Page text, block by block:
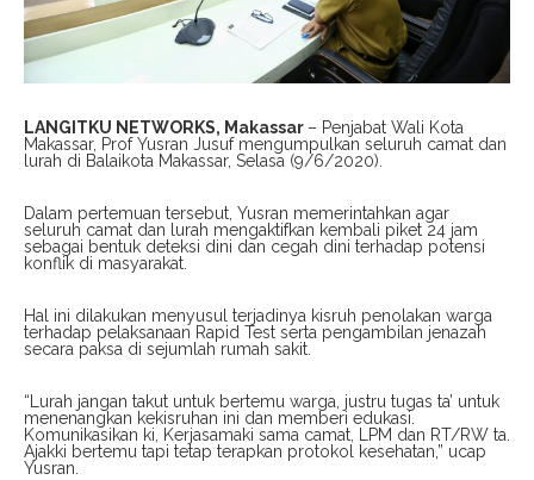
LANGITKU NETWORKS, Makassar – Penjabat Wali Kota
Makassar, Prof Yusran Jusuf mengumpulkan seluruh camat dan
lurah di Balaikota Makassar, Selasa (9/6/2020).
Dalam pertemuan tersebut, Yusran memerintahkan agar
seluruh camat dan lurah mengaktifkan kembali piket 24 jam
sebagai bentuk deteksi dini dan cegah dini terhadap potensi
konflik di masyarakat.
Hal ini dilakukan menyusul terjadinya kisruh penolakan warga
terhadap pelaksanaan Rapid Test serta pengambilan jenazah
secara paksa di sejumlah rumah sakit.
“Lurah jangan takut untuk bertemu warga, justru tugas ta’ untuk
menenangkan kekisruhan ini dan memberi edukasi.
Komunikasikan ki, Kerjasamaki sama camat, LPM dan RT/RW ta.
Ajakki bertemu tapi tetap terapkan protokol kesehatan,” ucap
Yusran.